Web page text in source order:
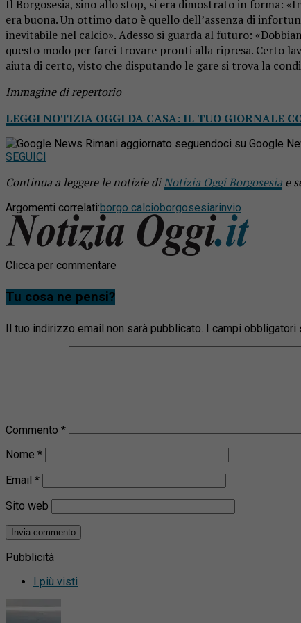
Il Borgosesia, sino allo stop, si era dimostrato in forma:
era buona. Un ottimo dato è quello dell’assenza di
inevitabile nel calcio». Adesso si guarda al futuro:
questo modo per farci trovare pronti alla ripresa. Certo
aiuta di certo, visto che disputando le gare si trova la
Immagine di repertorio
LEGGI NOTIZIA OGGI DA CASA: IL TUO GIORNALE
Rimani aggiornato seguendoci su Google
SEGUICI
Continua a leggere le notizie diNotizia Oggi Borgosesia e
Argomenti correlati:borgo calcioborgosesiarinvio
Clicca per commentare
Tu cosa ne pensi?
Il tuo indirizzo email non sarà pubblicato. I campi
Commento *
Nome *
Email *
Sito web
Pubblicità
I più visti